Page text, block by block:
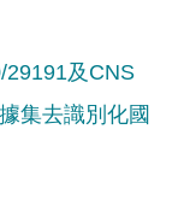
29191及CNS
集去識別化國